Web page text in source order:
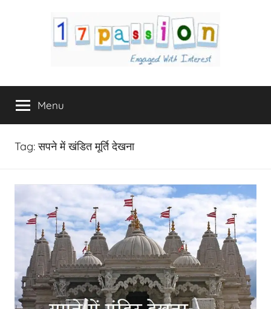
17Passion.com
InterestMenu
Tag:सपने में खंडित मूर्ति देखना